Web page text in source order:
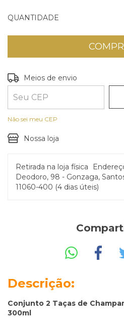
QUANTIDADE
Entregas para o CEP:
Meios de envio
Não sei meu CEP
Nossa loja
Retirada na loja física
Deodoro, 98 - Gonzaga,
11060-400 (4 dias úteis)
Descrição:
Conjunto 2 Taças de
300ml